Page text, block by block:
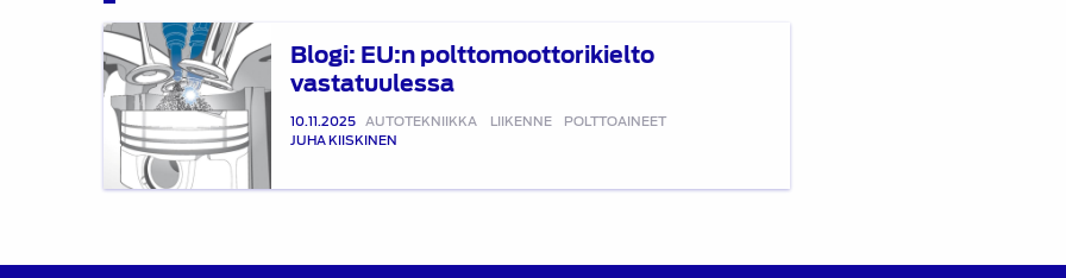
Blogi: EU:n polttomoottorikielto
vastatuulessa
10.11.2025 AUTOTEKNIIKKA LIIKENNE
POLTTOAINEET
JUHA KIISKINEN
Blogi:
EU:n
polttomoottorikielto
vastatuulessa